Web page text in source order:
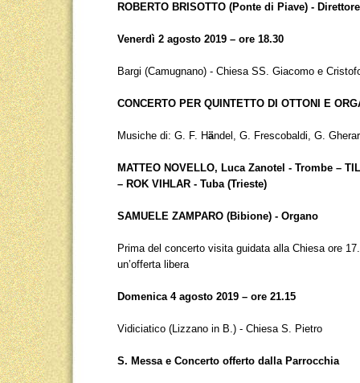
ROBERTO BRISOTTO (Ponte di Piave) - Direttore
Venerdì 2 agosto 2019 – ore 18.30
Bargi (Camugnano) - Chiesa SS. Giacomo e
CONCERTO PER QUINTETTO DI OTTONI E
Musiche di: G. F. Händel, G. Frescobaldi, G.
MATTEO NOVELLO, Luca Zanotel - Trombe –
– ROK VIHLAR - Tuba (Trieste)
SAMUELE ZAMPARO (Bibione) - Organo
Prima del concerto visita guidata alla Chiesa ore
un’offerta libera
Domenica 4 agosto 2019 – ore 21.15
Vidiciatico (Lizzano in B.) - Chiesa S. Pietro
S. Messa e Concerto offerto dalla Parrocchia